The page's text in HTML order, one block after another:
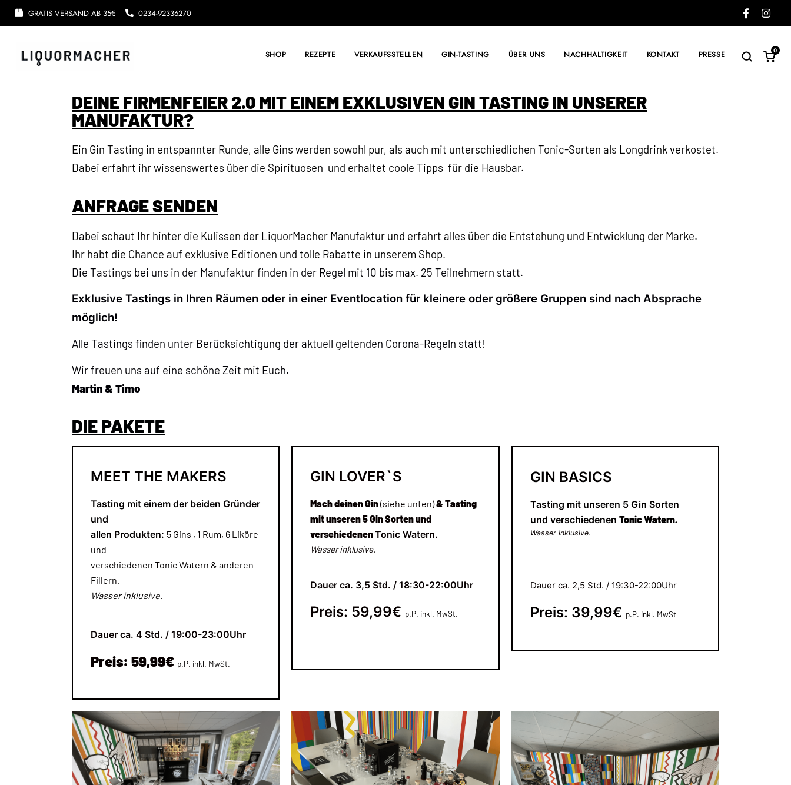
GRATIS VERSAND AB 35€ 0234-92336270
SHOP REZEPTE VERKAUFSSTELLEN GIN-TASTING ÜBER UNS NACHHALTIGKEIT KONTAKT PRESSE 0
DEINE FIRMENFEIER 2.0 MIT EINEM EXKLUSIVEN GIN TASTING IN UNSERER
MANUFAKTUR?
Ein Gin Tasting in entspannter Runde, alle Gins werden sowohl pur, als auch mit unterschiedlichen Tonic-Sorten als Longdrink verkostet.
Dabei erfahrt ihrwissenswertes über die Spirituosen und erhaltet coole Tipps für die Hausbar.
ANFRAGE SENDEN
Dabei schaut Ihr hinter die Kulissen der LiquorMacher Manufaktur und erfahrt alles über die Entstehung und Entwicklung der Marke.
Ihr habt die Chance auf exklusive Editionen und tolle Rabatte in unserem Shop.
Die Tastings bei uns in der Manufaktur finden in der Regel mit 10 bis max. 25 Teilnehmern statt.
Exklusive Tastings in Ihren Räumen oder in einer Eventlocation für kleinere oder größere Gruppen sind nach Absprache
möglich!
Alle Tastings finden unter Berücksichtigung der aktuell geltenden Corona-Regeln statt!
Wir freuen uns auf eine schöne Zeit mit Euch.
Martin & Timo
DIE PAKETE
MEET THE MAKERS
Tasting mit einem der beiden Gründer
und
allen Produkten: 5 Gins , 1 Rum, 6 Liköre
und
verschiedenen Tonic Watern & anderen
Fillern.
Wasser inklusive.
Dauer ca. 4 Std. / 19:00-23:00Uhr
Preis: 59,99€ p.P. inkl. MwSt.
GIN LOVER`S
Mach deinen Gin(siehe unten)& Tasting
mit unseren 5 Gin Sorten und
verschiedenenTonic Watern.
Wasser inklusive.
Dauer ca. 3,5 Std. / 18:30-22:00Uhr
Preis: 59,99€ p.P. inkl. MwSt.
GIN BASICS
Tasting mit unseren 5 Gin Sorten
und verschiedenen Tonic Watern.
Wasser inklusive.
Dauer ca. 2,5 Std. / 19:30-22:00Uhr
Preis: 39,99€ p.P. inkl. MwSt